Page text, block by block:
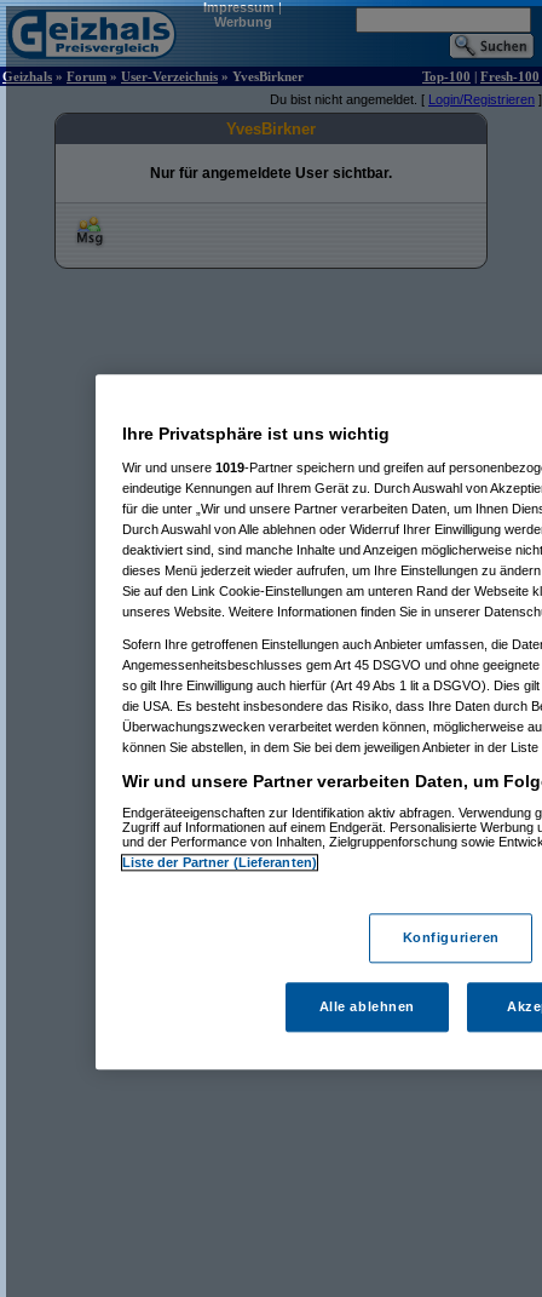
Impressum|
Werbung
Geizhals » Forum » User-Verzeichnis » YvesBirkner Top-100 | Fresh-100
Du bist nicht angemeldet. [ Login/Registrieren ]
YvesBirkner
Nur für angemeldete User sichtbar.
Ihre Privatsphäre ist uns wichtig
Wir und unsere 1019-Partner speichern und greifen auf
eindeutige Kennungen auf Ihrem Gerät zu. Durch Auswahl von
für die unter „Wir und unsere Partner verarbeiten Daten, um Ihnen
Durch Auswahl von Alle ablehnen oder Widerruf Ihrer Einwilligung
deaktiviert sind, sind manche Inhalte und Anzeigen möglicherweise
dieses Menü jederzeit wieder aufrufen, um Ihre Einstellungen zu
Sie auf den Link Cookie-Einstellungen am unteren Rand der Webseite
unseres Website. Weitere Informationen finden Sie in unserer
Sofern Ihre getroffenen Einstellungen auch Anbieter umfassen, die
Angemessenheitsbeschlusses gem Art 45 DSGVO und ohne
so gilt Ihre Einwilligung auch hierfür (Art 49 Abs 1 lit a DSGVO). Dies
die USA. Es besteht insbesondere das Risiko, dass Ihre Daten durch
Überwachungszwecken verarbeitet werden können, möglicherweise
können Sie abstellen, in dem Sie bei dem jeweiligen Anbieter in der
Wir und unsere Partner verarbeiten Daten, um
Endgeräteeigenschaften zur Identifikation aktiv abfragen. Verwendung
Zugriff auf Informationen auf einem Endgerät. Personalisierte Werbung
und der Performance von Inhalten, Zielgruppenforschung sowie
Liste der Partner (Lieferanten)
Konfigurieren
Alle ablehnen